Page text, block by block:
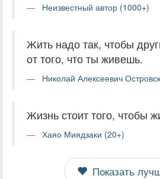
Неизвестный автор (1000+)
Жить надо так, чтобы
от того, что ты живешь.
Николай Алексеевич
Жизнь стоит того, чтобы
Хаяо Миядзаки (20+)
Показать